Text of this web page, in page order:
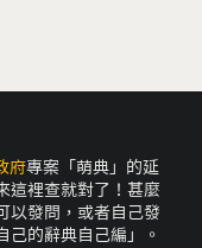
府專案「萌典」的延
這裡查就對了！甚麼
以發問，或者自己發
己的辭典自己編」。